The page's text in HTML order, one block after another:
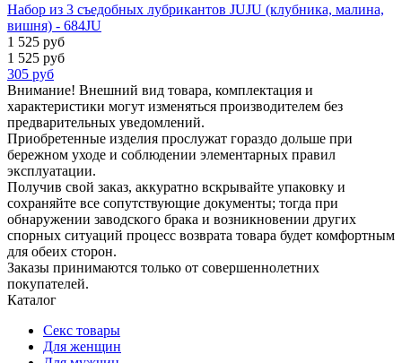
Набор из 3 съедобных лубрикантов JUJU (клубника, малина,
вишня) - 684JU
1 525 руб
1 525 руб
305 руб
Внимание! Внешний вид товара, комплектация и
характеристики могут изменяться производителем без
предварительных уведомлений.
Приобретенные изделия прослужат гораздо дольше при
бережном уходе и соблюдении элементарных правил
эксплуатации.
Получив свой заказ, аккуратно вскрывайте упаковку и
сохраняйте все сопутствующие документы; тогда при
обнаружении заводского брака и возникновении других
спорных ситуаций процесс возврата товара будет комфортным
для обеих сторон.
Заказы принимаются только от совершеннолетних
покупателей.
Каталог
Секс товары
Для женщин